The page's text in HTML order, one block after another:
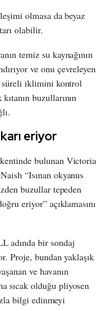
olmasa da beyaz
olabilir.
temiz su kaynağının
ve onu çevreleyen
süreli iklimini kontrol
buzullarının
eriyor
bulunan Victoria
“Isınan okyanus
buzullar tepeden
eriyor” açıklamasını
adında bir sondaj
Proje, bundan yaklaşık
ve havanın
sıcak olduğu pliyosen
bilgi edinmeyi